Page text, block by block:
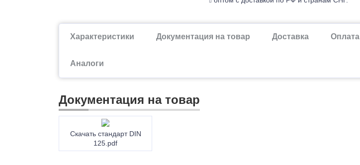
Характеристики Документация на товар Доставка Оплата
Аналоги
Документация на товар
Скачать стандарт DIN
125.pdf